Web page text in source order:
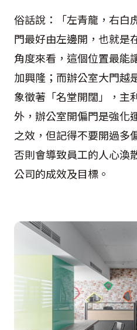
俗話說：「左青龍，右白
門最好由左邊開，也就是
角度來看，這個位置最能
加興隆；而辦公室大門越
象徵著「名堂開闊」，主
外，辦公室開偏門是強化
之效，但記得不要開過多
否則會導致員工的人心渙
公司的成效及目標。